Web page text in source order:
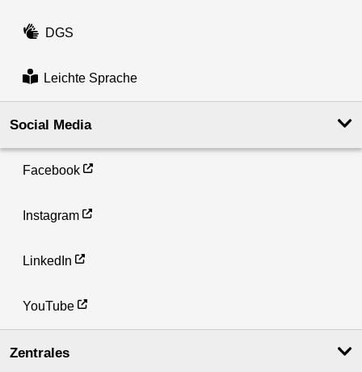
DGS
Leichte Sprache
Social Media
Facebook
Instagram
LinkedIn
YouTube
Zentrales